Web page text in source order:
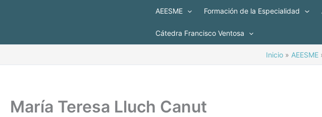
AEESME Formación de la Especialidad
Cátedra Francisco Ventosa
Inicio AEESME
María Teresa Lluch Canut